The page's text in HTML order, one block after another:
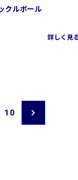
クルボール
詳しく見
10
ー